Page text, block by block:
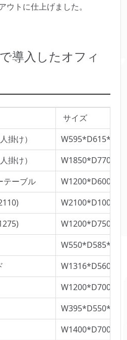
ウトに仕上げました。
導入したオフィ
サイズ
掛け）
掛け）
テーブル